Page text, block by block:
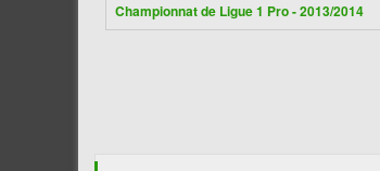
Championnat de Ligue 1 Pro - 2013/2014